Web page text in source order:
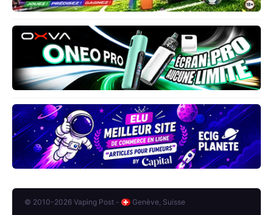
© 2010-2026 Vaping Post - Genève, Suisse